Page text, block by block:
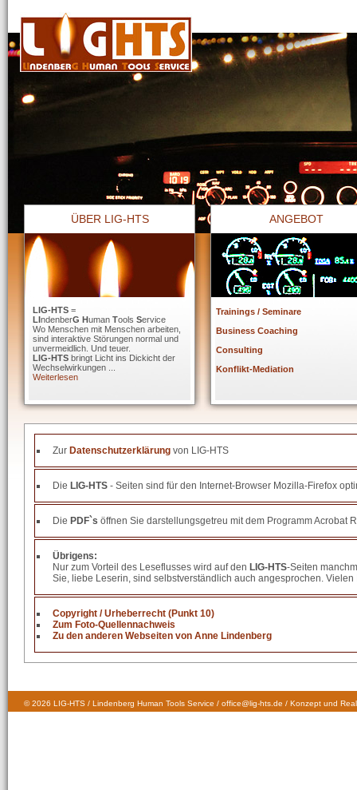
ÜBER LIG-HTS
LIG-HTS =
LIndenberG Human Tools Service
Wo Menschen mit Menschen arbeiten,
sind interaktive Störungen normal und
unvermeidlich. Und teuer.
LIG-HTS bringt Licht ins Dickicht der
Wechselwirkungen ...
Weiterlesen
ANGEBOT
Trainings / Seminare
Business Coaching
Consulting
Konflikt-Mediation
Zur Datenschutzerklärung von LIG-HTS
Die LIG-HTS - Seiten sind für den Internet-Browser Mozilla-Firefox
Die PDF`s öffnen Sie darstellungsgetreu mit dem Programm Acrobat
Übrigens:
Nur zum Vorteil des Leseflusses wird auf den LIG-HTS-Seiten
Sie, liebe Leserin, sind selbstverständlich auch angesprochen. Vielen
Copyright / Urheberrecht (Punkt 10)
Zum Foto-Quellennachweis
Zu den anderen Webseiten von Anne Lindenberg
© 2026 LIG-HTS / Lindenberg Human Tools Service / office@lig-hts.de / Konzept und